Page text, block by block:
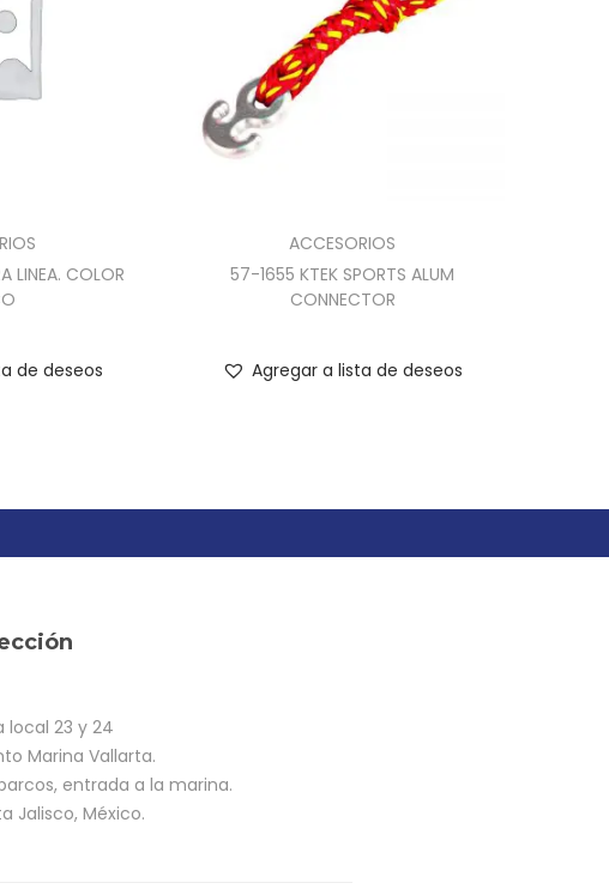
LINEA. COLOR
de deseos
ACCESORIOS
57-1655 KTEK SPORTS ALUM
CONNECTOR
Agregar a lista de deseos
local 23 y 24
Marina Vallarta.
entrada a la marina.
Jalisco, México.